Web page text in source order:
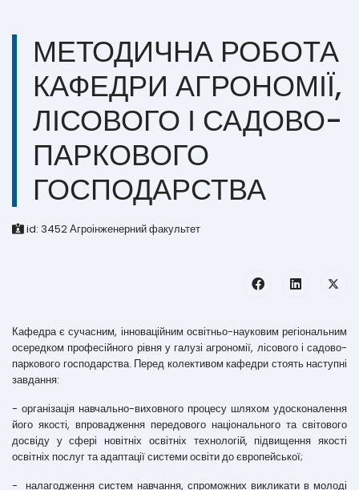
МЕТОДИЧНА РОБОТА
КАФЕДРИ АГРОНОМІЇ,
ЛІСОВОГО І САДОВО-
ПАРКОВОГО
ГОСПОДАРСТВА
id: 3452Агроінженерний факультет
Кафедра є сучасним, інноваційним освітньо-науковим регіональним
осередком професійного рівня у галузі агрономії, лісового і садово-
паркового господарства. Перед колективом кафедри стоять наступні
завдання:
- організація навчально-виховного процесу шляхом удосконалення
його якості, впровадження передового національного та світового
досвіду у сфері новітніх освітніх технологій, підвищення якості
освітніх послуг та адаптації системи освіти до європейської;
- налагодження систем навчання, спроможних викликати в молоді